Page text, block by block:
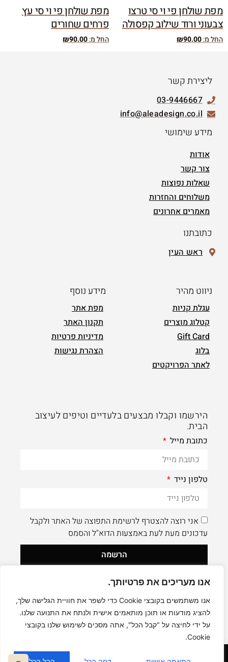
אנו מעריכים את פרטיותך.
אנו משתמשים בקובצי Cookie כדי לשפר את חוויית הגלישה שלך,
להציג מודעות או תוכן מותאמים אישית ולנתח את התנועה שלנו.
על ידי לחיצה על "קבל הכל", אתה מסכים לשימוש שלנו בקובצי
Cookie.
מפת שולחן פי וי סי טרצו
צבעוני ורוד שילוב קפסולה
החל מ: ₪90.00
מפת שולחן פי וי סי עץ
פרחים שחורים
החל מ: ₪90.00
ליצירת קשר
03-9446667
info@aleadesign.co.il
מידע שימושי
אודות
צור קשר
שאלות נפוצות
משלוחים והחזרות
מאמרים אחרונים
כתובתנו
ראש העין
ניווט מהיר
עגלת קניות
קטלוג מוצרים
Gift Card
בלוג
לאתר הפרויקטים
מידע נוסף
מפת אתר
תקנון האתר
מדיניות פרטיות
הצהרת נגישות
הירשמו וקבלו מבצעים בלעדיים וטיפים לעיצוב
הבית.
כתובת מייל
טלפון נייד
אני רוצה להצטרף לרשימת התפוצה של האתר ולקבל
עדכונים מעת לעת באמצעות הדוא"ל והסמס
הרשמה
לעוד תוכן איכותי - תעקבו AleaDesign@
0